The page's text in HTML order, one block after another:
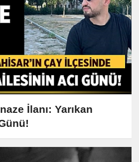
İlanı: Yarıkan